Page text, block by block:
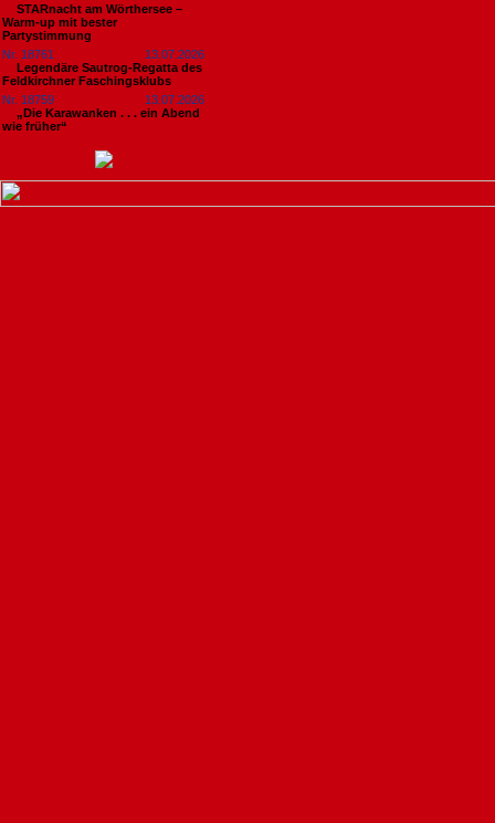
STARnacht am Wörthersee –
Warm-up mit bester
Partystimmung
Nr. 18761
13.07.2026
Legendäre Sautrog-Regatta des
Feldkirchner Faschingsklubs
Nr. 18759
13.07.2026
„Die Karawanken . . . ein Abend
wie früher“